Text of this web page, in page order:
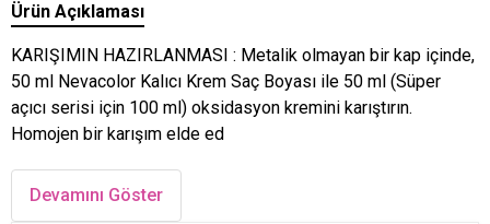
Ürün Açıklaması
KARIŞIMIN HAZIRLANMASI : Metalik olmayan bir kap içinde,
50 ml Nevacolor Kalıcı Krem Saç Boyası ile 50 ml (Süper
açıcı serisi için 100 ml) oksidasyon kremini karıştırın.
Homojen bir karışım elde ed
Devamını Göster